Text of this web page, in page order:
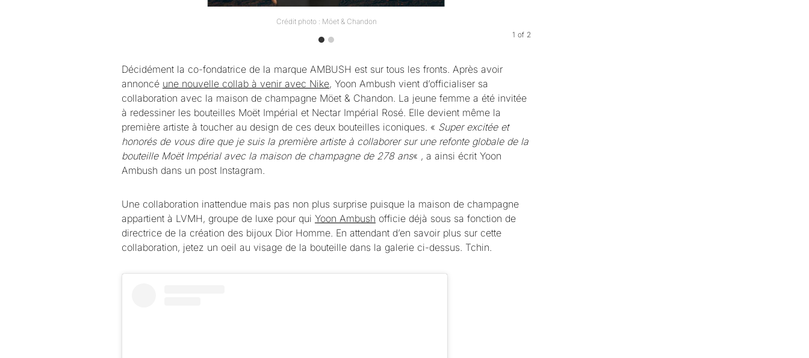
Crédit photo : Möet & Chandon
1 of 2
Décidément la co-fondatrice de la marque AMBUSH est sur tous les fronts. Après avoir
annoncé une nouvelle collab à venir avec Nike, Yoon Ambush vient d’officialiser sa
collaboration avec la maison de champagne Möet & Chandon. La jeune femme a été invitée
à redessiner les bouteilles Moët Impérial et Nectar Impérial Rosé. Elle devient même la
première artiste à toucher au design de ces deux bouteilles iconiques. « Super excitée et
honorés de vous dire que je suis la première artiste à collaborer sur une refonte globale de la
bouteille Moët Impérial avec la maison de champagne de 278 ans« , a ainsi écrit Yoon
Ambush dans un post Instagram.
Une collaboration inattendue mais pas non plus surprise puisque la maison de champagne
appartient à LVMH, groupe de luxe pour qui Yoon Ambush officie déjà sous sa fonction de
directrice de la création des bijoux Dior Homme. En attendant d’en savoir plus sur cette
collaboration, jetez un oeil au visage de la bouteille dans la galerie ci-dessus. Tchin.